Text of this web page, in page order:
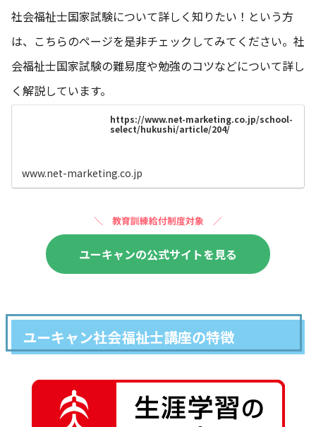
社会福祉士国家試験について詳しく知りたい！という方
は、こちらのページを是非チェックしてみてください。社
会福祉士国家試験の難易度や勉強のコツなどについて詳し
く解説しています。
https://www.net-marketing.co.jp/school-
select/hukushi/article/204/
www.net-marketing.co.jp
＼ 教育訓練給付制度対象 ／
ユーキャンの公式サイトを見る
ユーキャン社会福祉士講座の特徴